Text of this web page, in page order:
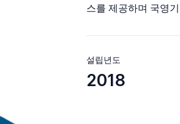
스를 제공하며 국영
설립년도
2018